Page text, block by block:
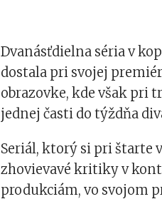
Dvanásťdielna séria v
dostala pri svojej
obrazovke, kde však pri
jednej časti do týždňa
Seriál, ktorý si pri štarte
zhovievavé kritiky v
produkciám, vo svojom